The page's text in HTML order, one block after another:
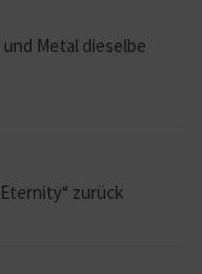
Metal dieselbe
zurück